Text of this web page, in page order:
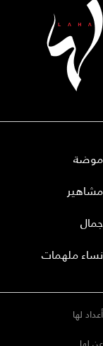
موضة
مشاهير
جمال
نساء ملهمات
أعداد لها